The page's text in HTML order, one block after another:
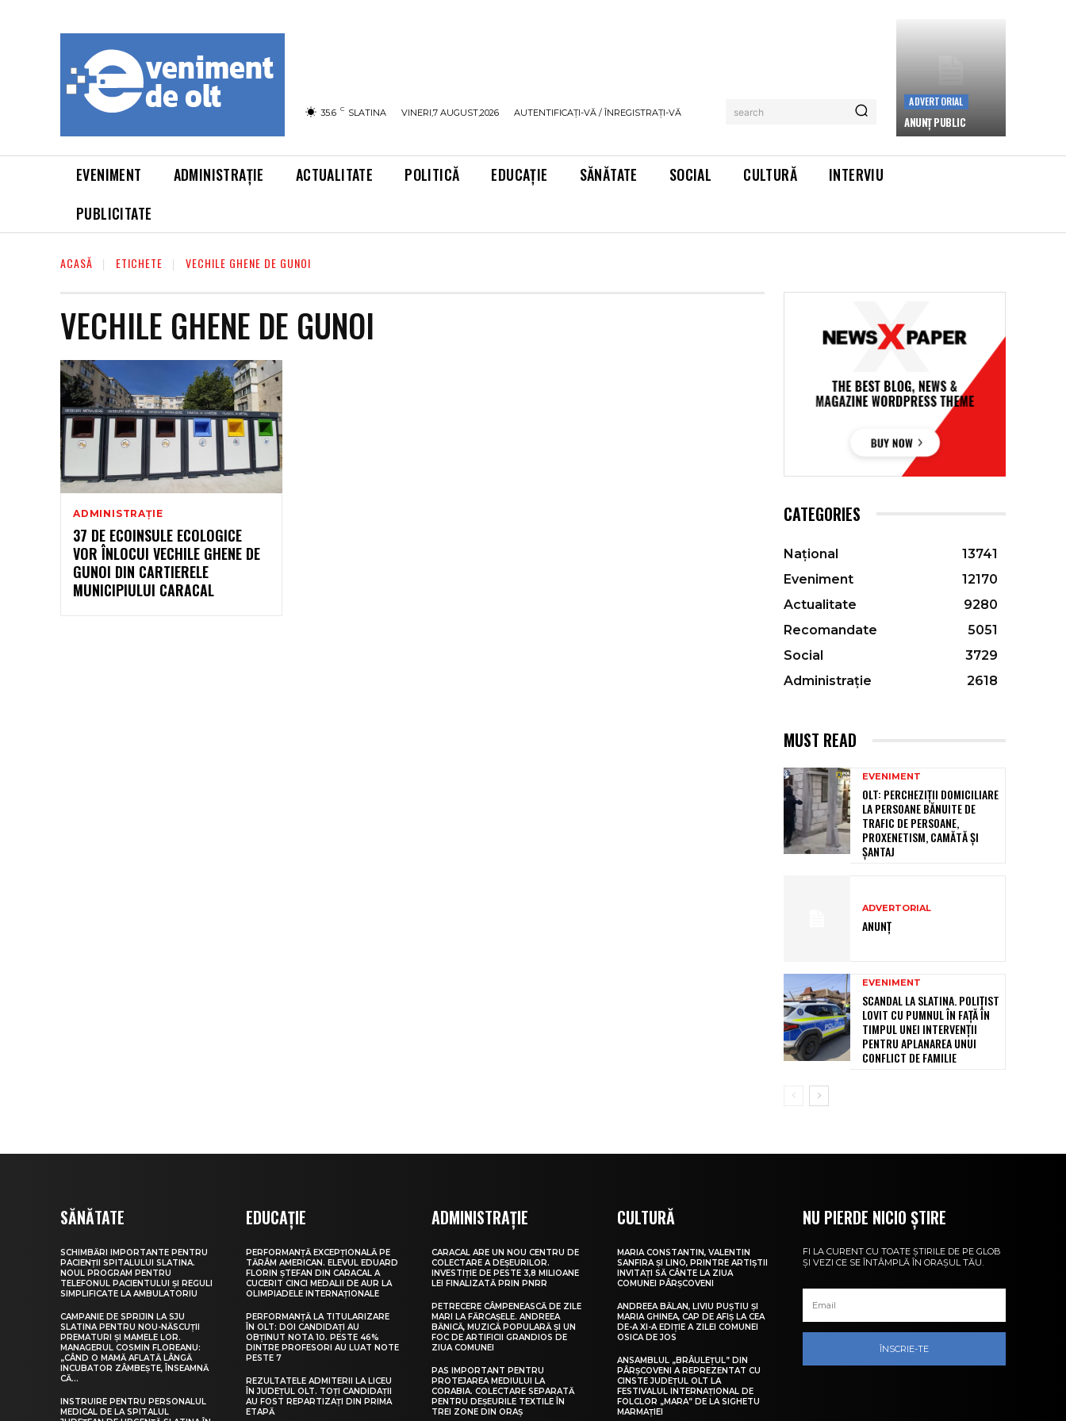
35.6 C SLATINA VINERI,7 AUGUST,2026 AUTENTIFICAȚI-VĂ / ÎNREGISTRAȚI-VĂ search
ADVERTORIAL
ANUNȚ PUBLIC
EVENIMENT ADMINISTRAȚIE ACTUALITATE POLITICĂ EDUCAȚIE SĂNĂTATE SOCIAL CULTURĂ
INTERVIU
PUBLICITATE
ACASĂ ETICHETE VECHILE GHENE DE GUNOI
VECHILE GHENE DE GUNOI
ADMINISTRAȚIE
37 DE ECOINSULE ECOLOGICE
VOR ÎNLOCUI VECHILE GHENE DE
GUNOI DIN CARTIERELE
MUNICIPIULUI CARACAL
CATEGORIES
Național
13741
Eveniment
12170
Actualitate
9280
Recomandate
5051
Social
3729
Administrație
2618
MUST READ
EVENIMENT
OLT: PERCHEZIŢII DOMICILIARE
LA PERSOANE BĂNUITE DE
TRAFIC DE PERSOANE,
PROXENETISM, CAMĂTĂ ŞI
ŞANTAJ
ADVERTORIAL
ANUNȚ
EVENIMENT
SCANDAL LA SLATINA. POLIȚIST
LOVIT CU PUMNUL ÎN FAȚĂ ÎN
TIMPUL UNEI INTERVENȚII
PENTRU APLANAREA UNUI
CONFLICT DE FAMILIE
SĂNĂTATE
SCHIMBĂRI IMPORTANTE PENTRU
PACIENȚII SPITALULUI SLATINA.
NOUL PROGRAM PENTRU
TELEFONUL PACIENTULUI ȘI REGULI
SIMPLIFICATE LA AMBULATORIU
CAMPANIE DE SPRIJIN LA SJU
SLATINA PENTRU NOU-NĂSCUȚII
PREMATURI ȘI MAMELE LOR.
MANAGERUL COSMIN FLOREANU:
„CÂND O MAMĂ AFLATĂ LÂNGĂ
INCUBATOR ZÂMBEȘTE, ÎNSEAMNĂ
CĂ...
INSTRUIRE PENTRU PERSONALUL
MEDICAL DE LA SPITALUL
EDUCAȚIE
PERFORMANȚĂ EXCEPȚIONALĂ PE
TĂRÂM AMERICAN. ELEVUL EDUARD
FLORIN ȘTEFAN DIN CARACAL A
CUCERIT CINCI MEDALII DE AUR LA
OLIMPIADELE INTERNAȚIONALE
PERFORMANȚĂ LA TITULARIZARE
ÎN OLT: DOI CANDIDAȚI AU
OBȚINUT NOTA 10. PESTE 46%
DINTRE PROFESORI AU LUAT NOTE
PESTE 7
REZULTATELE ADMITERII LA LICEU
ÎN JUDEȚUL OLT. TOȚI CANDIDAȚII
AU FOST REPARTIZAȚI DIN PRIMA
ETAPĂ
ADMINISTRAȚIE
CARACAL ARE UN NOU CENTRU DE
COLECTARE A DEȘEURILOR.
INVESTIȚIE DE PESTE 3,8 MILIOANE
LEI FINALIZATĂ PRIN PNRR
PETRECERE CÂMPENEASCĂ DE ZILE
MARI LA FĂRCAȘELE. ANDREEA
BĂNICĂ, MUZICĂ POPULARĂ ȘI UN
FOC DE ARTIFICII GRANDIOS DE
ZIUA COMUNEI
PAS IMPORTANT PENTRU
PROTEJAREA MEDIULUI LA
CORABIA. COLECTARE SEPARATĂ
PENTRU DEȘEURILE TEXTILE ÎN
TREI ZONE DIN ORAȘ
CULTURĂ
MARIA CONSTANTIN, VALENTIN
SANFIRA ȘI LINO, PRINTRE ARTIȘTII
INVITAȚI SĂ CÂNTE LA ZIUA
COMUNEI PÂRȘCOVENI
ANDREEA BĂLAN, LIVIU PUȘTIU ȘI
MARIA GHINEA, CAP DE AFIȘ LA CEA
DE-A XI-A EDIȚIE A ZILEI COMUNEI
OSICA DE JOS
ANSAMBLUL „BRÂULEȚUL” DIN
PÂRȘCOVENI A REPREZENTAT CU
CINSTE JUDEȚUL OLT LA
FESTIVALUL INTERNAȚIONAL DE
FOLCLOR „MARA” DE LA SIGHETU
MARMAȚIEI
NU PIERDE NICIO ȘTIRE
FI LA CURENT CU TOATE ȘTIRILE DE PE GLOB
ȘI VEZI CE SE ÎNTÂMPLĂ ÎN ORAȘUL TĂU.
ÎNSCRIE-TE